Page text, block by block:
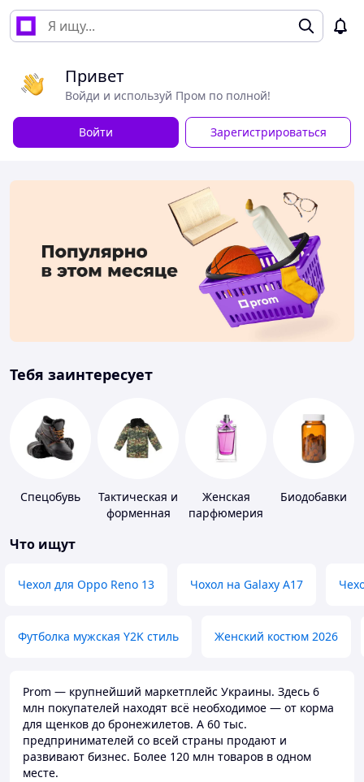
Привет
Войди и используй Пром по полной!
Войти Зарегистрироваться
Тебя заинтересует
Спецобувь
Тактическая и
форменная
Женская
парфюмерия
Биодобавки
Что ищут
Чехол для Oppo Reno 13 Чохол на Galaxy A17
Футболка мужская Y2K стиль Женский костюм 2026
Prom — крупнейший маркетплейс Украины. Здесь 6
млн покупателей находят всё необходимое — от корма
для щенков до бронежилетов. А 60 тыс.
предпринимателей со всей страны продают и
развивают бизнес. Более 120 млн товаров в одном
месте.